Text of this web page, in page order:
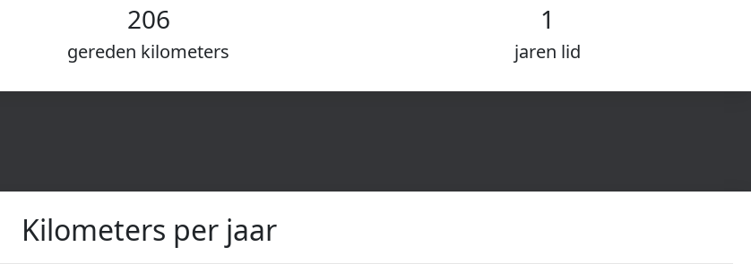
206
gereden kilometers
1
jaren lid
Kilometers per jaar